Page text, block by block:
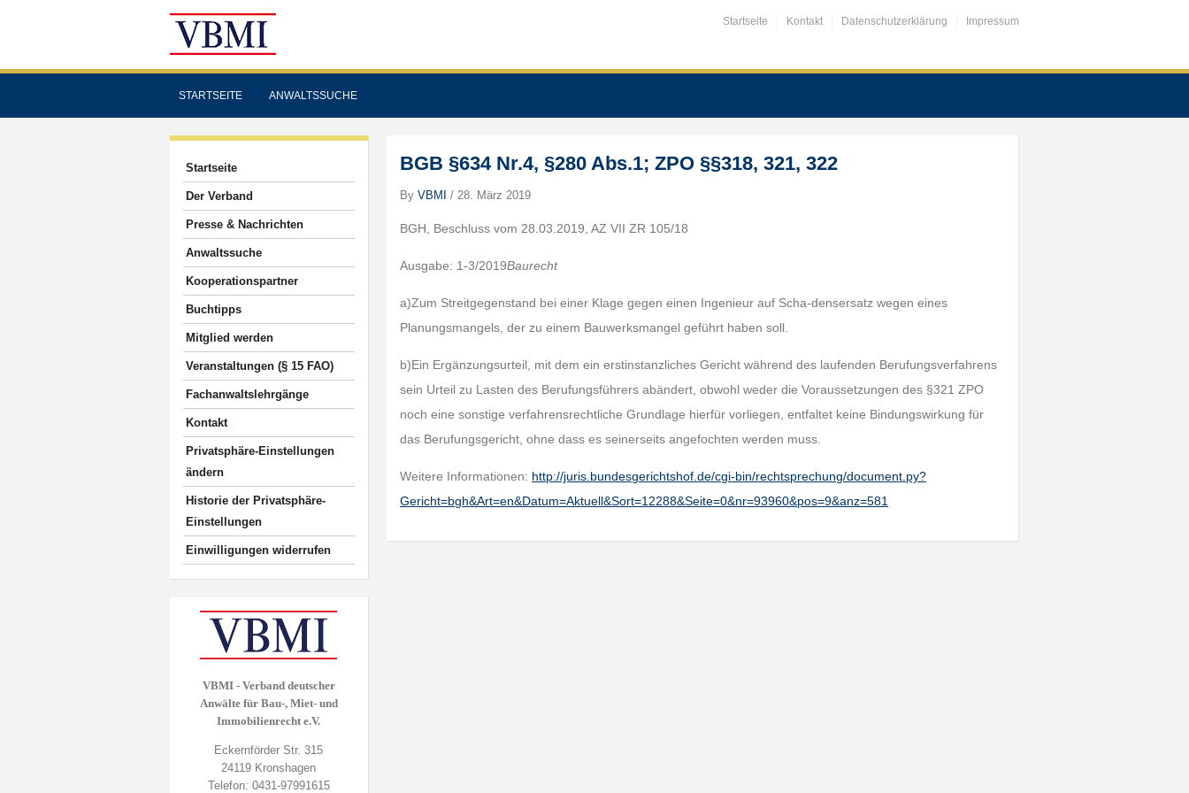
Startseite Kontakt Datenschutzerklärung Impressum
STARTSEITE ANWALTSSUCHE
Startseite
Der Verband
Presse & Nachrichten
Anwaltssuche
Kooperationspartner
Buchtipps
Mitglied werden
Veranstaltungen (§ 15 FAO)
Fachanwaltslehrgänge
Kontakt
Privatsphäre-Einstellungen
ändern
Historie der Privatsphäre-
Einstellungen
Einwilligungen widerrufen
VBMI - Verband deutscher
Anwälte für Bau-, Miet- und
Immobilienrecht e.V.
Eckernförder Str. 315
24119 Kronshagen
Telefon: 0431-97991615
BGB §634 Nr.4, §280 Abs.1; ZPO §§318, 321, 322
ByVBMI /28. März 2019
BGH, Beschluss vom 28.03.2019, AZ VII ZR 105/18
Ausgabe: 1-3/2019Baurecht
a)Zum Streitgegenstand bei einer Klage gegen einen Ingenieur auf Scha-densersatz wegen eines
Planungsmangels, der zu einem Bauwerksmangel geführt haben soll.
b)Ein Ergänzungsurteil, mit dem ein erstinstanzliches Gericht während des laufenden Berufungsverfahrens
sein Urteil zu Lasten des Berufungsführers abändert, obwohl weder die Voraussetzungen des §321 ZPO
noch eine sonstige verfahrensrechtliche Grundlage hierfür vorliegen, entfaltet keine Bindungswirkung für
das Berufungsgericht, ohne dass es seinerseits angefochten werden muss.
Weitere Informationen: http://juris.bundesgerichtshof.de/cgi-bin/rechtsprechung/document.py?
Gericht=bgh&Art=en&Datum=Aktuell&Sort=12288&Seite=0&nr=93960&pos=9&anz=581